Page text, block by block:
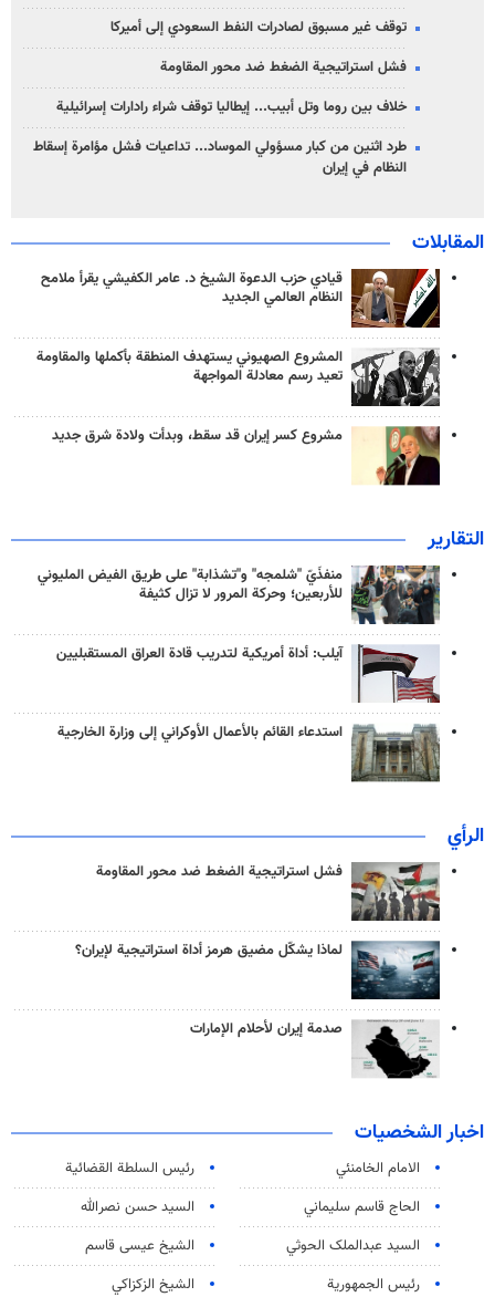
توقف غير مسبوق لصادرات النفط السعودي إلى أميركا
فشل استراتيجية الضغط ضد محور المقاومة
خلاف بين روما وتل أبيب... إيطاليا توقف شراء رادارات إسرائيلية
طرد اثنين من كبار مسؤولي الموساد... تداعيات فشل مؤامرة إسقاط
النظام في إيران
المقابلات
قيادي حزب الدعوة الشيخ د. عامر الكفيشي يقرأ ملامح
النظام العالمي الجديد
المشروع الصهيوني يستهدف المنطقة بأكملها والمقاومة
تعيد رسم معادلة المواجهة
مشروع كسر إيران قد سقط، وبدأت ولادة شرق جديد
التقارير
منفذَيّ "شلمجه" و"تشذابة" على طريق الفيض المليوني
للأربعين؛ وحركة المرور لا تزال كثيفة
آيلب: أداة أمريكية لتدريب قادة العراق المستقبليين
استدعاء القائم بالأعمال الأوكراني إلى وزارة الخارجية
الرأي
فشل استراتيجية الضغط ضد محور المقاومة
لماذا يشكّل مضيق هرمز أداة استراتيجية لإيران؟
صدمة إيران لأحلام الإمارات
اخبار الشخصيات
الامام الخامنئي
رئیس السلطة القضائیة
الحاج قاسم سليماني
السيد حسن نصرالله
السید عبدالملک الحوثي
الشيخ عيسى قاسم
رئيس الجمهورية
الشيخ الزكزاكي